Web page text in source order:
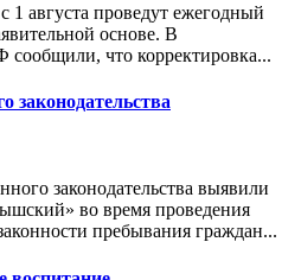
августа проведут ежегодный
основе. В
что корректировка...
законодательства
законодательства выявили
во время проведения
пребывания граждан...